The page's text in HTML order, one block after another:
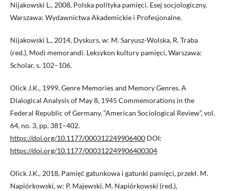
Nijakowski L., 2008, Polska polityka pamięci. Esej socjologiczny,
Warszawa: Wydawnictwa Akademickie i Profesjonalne.
Nijakowski L., 2014, Dyskurs, w: M. Saryusz-Wolska, R. Traba
(red.), Modi memorandi. Leksykon kultury pamięci, Warszawa:
Scholar, s. 102–106.
Olick J.K., 1999, Genre Memories and Memory Genres. A
Dialogical Analysis of May 8, 1945 Commemorations in the
Federal Republic of Germany, “American Sociological Review”, vol.
64, no. 3, pp. 381–402.
https://doi.org/10.1177/000312249906400 DOI:
https://doi.org/10.1177/000312249906400304
Olick J.K., 2018, Pamięć gatunkowa i gatunki pamięci, przekł. M.
Napiórkowski, w: P. Majewski, M. Napiórkowski (red.),